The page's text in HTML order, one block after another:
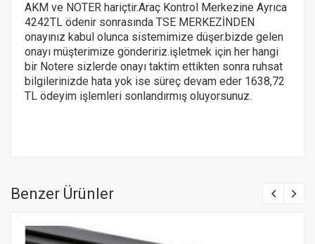
AKM ve NOTER hariçtir.Araç Kontrol Merkezine Ayrıca
4242TL ödenir sonrasında TSE MERKEZİNDEN
onayınız kabul olunca sistemimize düşer.bizde gelen
onayı müşterimize göndeririz.işletmek için her hangi
bir Notere sizlerde onayı taktim ettikten sonra ruhsat
bilgilerinizde hata yok ise süreç devam eder 1638,72
TL ödeyim işlemleri sonlandırmış oluyorsunuz.
Benzer Ürünler